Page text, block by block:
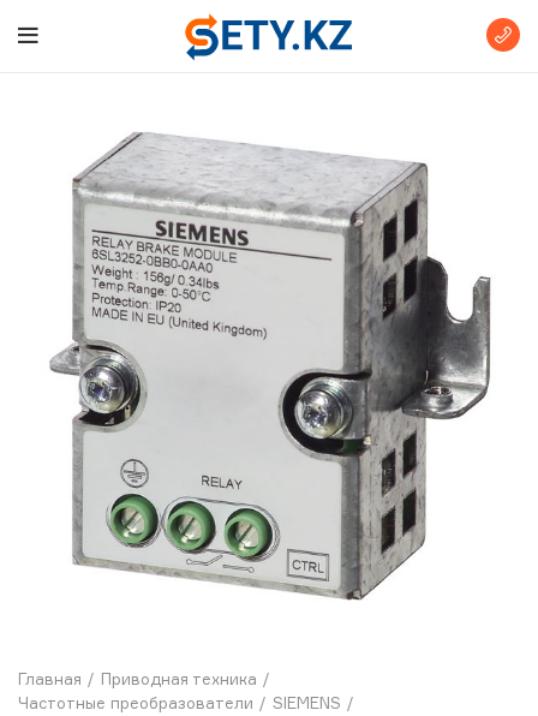
Главная
Приводная техника
Частотные преобразователи
SIEMENS